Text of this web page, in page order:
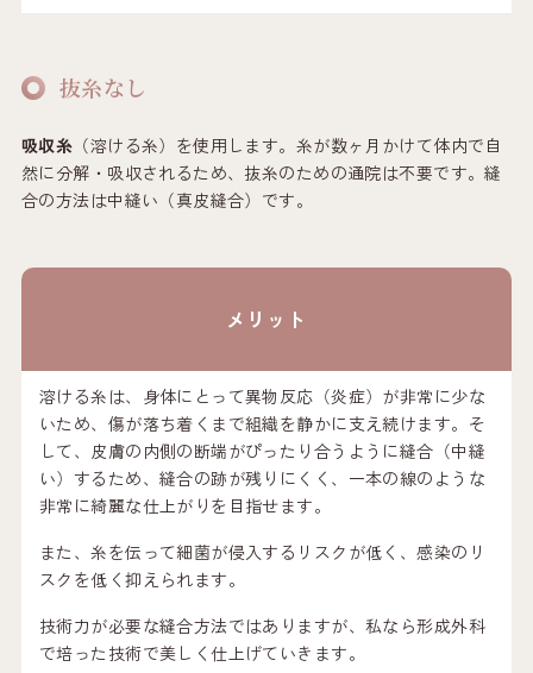
抜糸なし
吸収糸 （溶ける糸）を使用します。糸が数ヶ月かけて体内で自
然に分解・吸収されるため、抜糸のための通院は不要です。縫
合の方法は中縫い（真皮縫合）です。
メリット
溶ける糸は、身体にとって異物反応（炎症）が非常に少な
いため、傷が落ち着くまで組織を静かに支え続けます。そ
して、皮膚の内側の断端がぴったり合うように縫合（中縫
い）するため、縫合の跡が残りにくく、一本の線のような
非常に綺麗な仕上がりを目指せます。
また、糸を伝って細菌が侵入するリスクが低く、感染のリ
スクを低く抑えられます。
技術力が必要な縫合方法ではありますが、私なら形成外科
で培った技術で美しく仕上げていきます。